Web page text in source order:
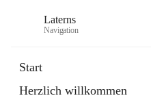
Laterns
Navigation
Start
Herzlich willkommen